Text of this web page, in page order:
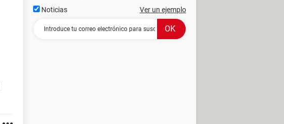
Noticias Ver un ejemplo